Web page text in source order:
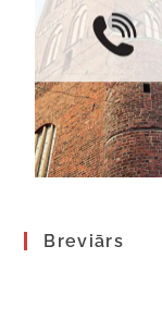
Breviārs